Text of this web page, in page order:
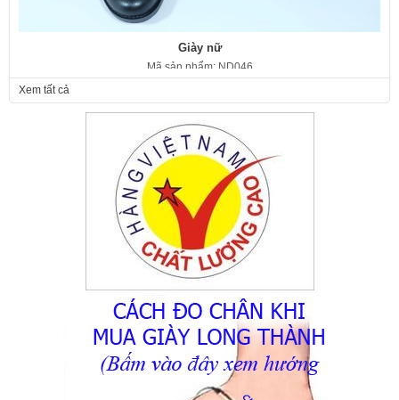
Giày nữ
Mã sản phẩm: ND046
Xem tất cả